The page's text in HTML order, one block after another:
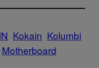
Kokain Kolumbi
Motherboard